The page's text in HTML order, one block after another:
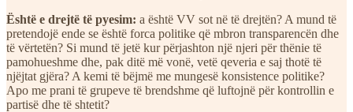
Është e drejtë të pyesim: a është VV sot në të drejtën? A mund të
pretendojë ende se është forca politike që mbron transparencën dhe
të vërtetën? Si mund të jetë kur përjashton një njeri për thënie të
pamohueshme dhe, pak ditë më vonë, vetë qeveria e saj thotë të
njëjtat gjëra? A kemi të bëjmë me mungesë konsistence politike?
Apo me prani të grupeve të brendshme që luftojnë për kontrollin e
partisë dhe të shtetit?